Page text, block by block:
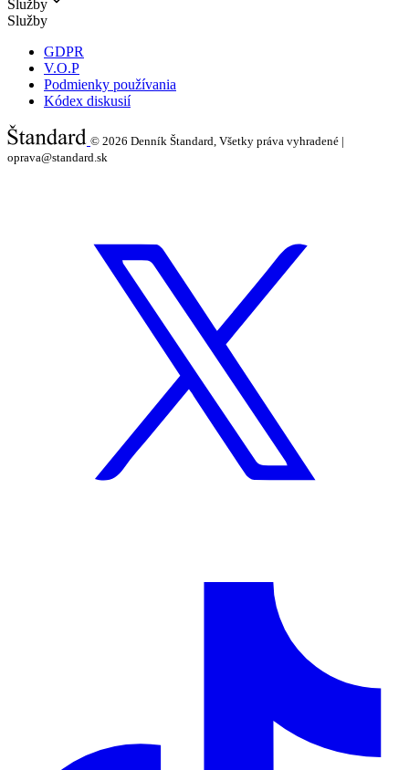
Služby
Služby
GDPR
V.O.P
Podmienky používania
Kódex diskusií
© 2026 Denník Štandard, Všetky práva vyhradené |
oprava@standard.sk